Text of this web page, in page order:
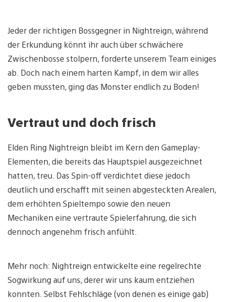
Jeder der richtigen Bossgegner in Nightreign, während
der Erkundung könnt ihr auch über schwächere
Zwischenbosse stolpern, forderte unserem Team einiges
ab. Doch nach einem harten Kampf, in dem wir alles
geben mussten, ging das Monster endlich zu Boden!
Vertraut und doch frisch
Elden Ring Nightreign bleibt im Kern den Gameplay-
Elementen, die bereits das Hauptspiel ausgezeichnet
hatten, treu. Das Spin-off verdichtet diese jedoch
deutlich und erschafft mit seinen abgesteckten Arealen,
dem erhöhten Spieltempo sowie den neuen
Mechaniken eine vertraute Spielerfahrung, die sich
dennoch angenehm frisch anfühlt.
Mehr noch: Nightreign entwickelte eine regelrechte
Sogwirkung auf uns, derer wir uns kaum entziehen
konnten. Selbst Fehlschläge (von denen es einige gab)